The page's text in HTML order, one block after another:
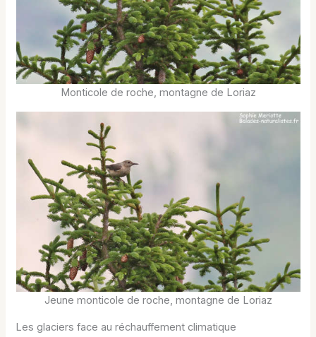
Monticole de roche, montagne de Loriaz
Jeune monticole de roche, montagne de Loriaz
Les glaciers face au réchauffement climatique